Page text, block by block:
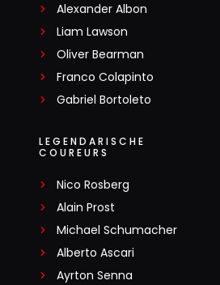
Alexander Albon
Liam Lawson
Oliver Bearman
Franco Colapinto
Gabriel Bortoleto
LEGENDARISCHE
COUREURS
Nico Rosberg
Alain Prost
Michael Schumacher
Alberto Ascari
Ayrton Senna